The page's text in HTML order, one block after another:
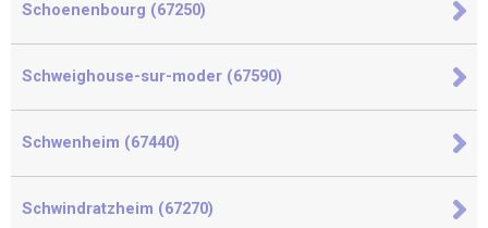
Schoenenbourg (67250)
Schweighouse-sur-moder (67590)
Schwenheim (67440)
Schwindratzheim (67270)